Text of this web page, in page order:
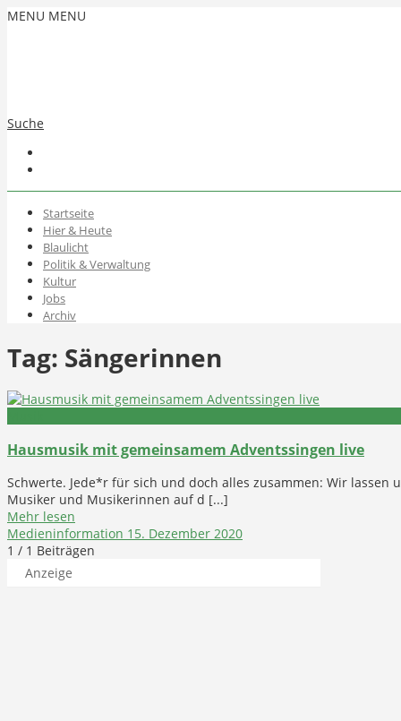
MENU MENU
Suche
Startseite
Hier & Heute
Blaulicht
Politik & Verwaltung
Kultur
Jobs
Archiv
Tag: Sängerinnen
Hausmusik mit gemeinsamem Adventssingen live
Schwerte. Jede*r für sich und doch alles zusammen: Wir lassen
Musiker und Musikerinnen auf d [...]
Mehr lesen
Medieninformation 15. Dezember 2020
1 / 1 Beiträgen
Anzeige